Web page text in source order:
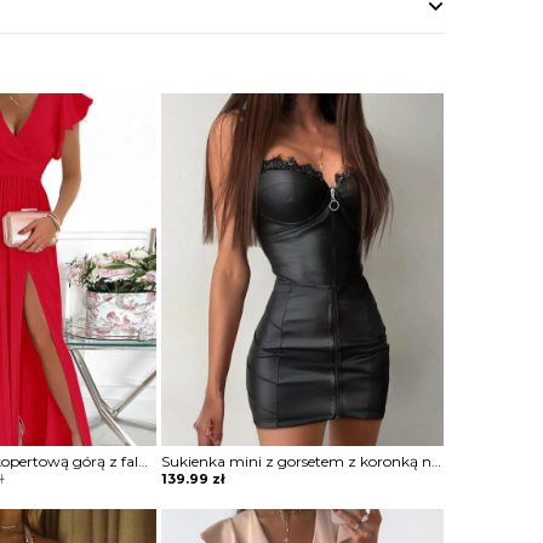
Sukienka maxi z kopertową górą z falbankami Sukienka mini z gorsetem z koronką na zamek
139.99 zł